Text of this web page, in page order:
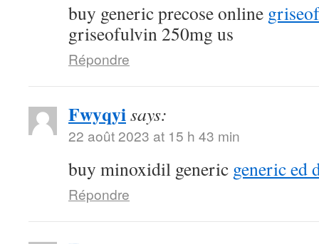
buy generic precose online
griseofulvin 250mg us
Répondre
Fwyqyisays:
22 août 2023 at 15 h 43 min
buy minoxidil generic generic ed
Répondre